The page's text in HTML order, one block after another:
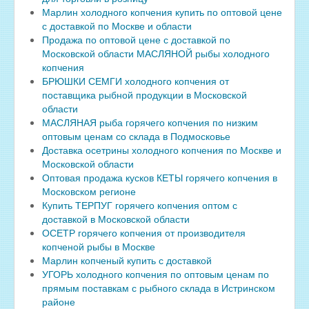
Марлин холодного копчения купить по оптовой цене
с доставкой по Москве и области
Продажа по оптовой цене с доставкой по
Московской области МАСЛЯНОЙ рыбы холодного
копчения
БРЮШКИ СЕМГИ холодного копчения от
поставщика рыбной продукции в Московской
области
МАСЛЯНАЯ рыба горячего копчения по низким
оптовым ценам со склада в Подмосковье
Доставка осетрины холодного копчения по Москве и
Московской области
Оптовая продажа кусков КЕТЫ горячего копчения в
Московском регионе
Купить ТЕРПУГ горячего копчения оптом с
доставкой в Московской области
ОСЕТР горячего копчения от производителя
копченой рыбы в Москве
Марлин копченый купить с доставкой
УГОРЬ холодного копчения по оптовым ценам по
прямым поставкам с рыбного склада в Истринском
районе